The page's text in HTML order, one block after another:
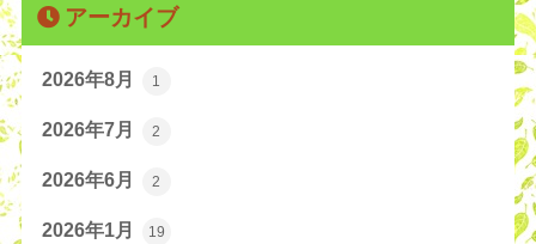
アーカイブ
2026年8月 1
2026年7月 2
2026年6月 2
2026年1月 19